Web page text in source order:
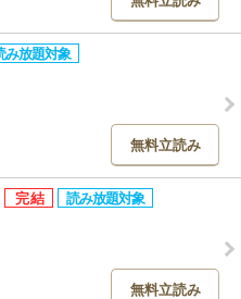
無料立読み
無料立読み